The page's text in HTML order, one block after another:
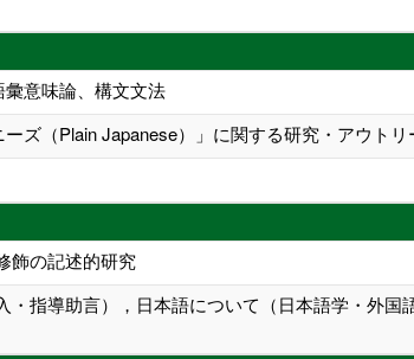
意味論、構文文法
ズ（Plain Japanese）」に関する研究・アウトリ
飾の記述的研究
指導助言），日本語について（日本語学・外国